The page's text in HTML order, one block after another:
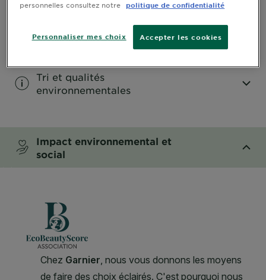
Tri et qualités
environnementales
Impact environnemental et
social
personnelles consultez notre
politique de confidentialité
Accepter les cookies
Personnaliser mes choix